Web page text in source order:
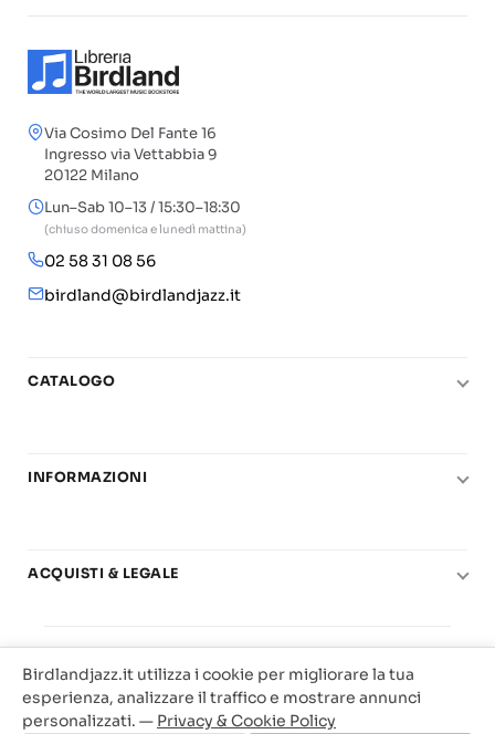
Via Cosimo Del Fante 16
Ingresso via Vettabbia 9
20122 Milano
Lun–Sab 10–13 / 15:30–18:30
(chiuso domenica e lunedì mattina)
02 58 31 08 56
birdland@birdlandjazz.it
CATALOGO
Chitarra
Basi play-along
Offerte
INFORMAZIONI
Carta del Docente
ACQUISTI & LEGALE
Privacy & Cookie
Traccia il tuo ordine
Birdland Milano. P.Iva 12093700156
Web Agency Milano
Birdlandjazz.it utilizza i cookie per migliorare la tua
esperienza, analizzare il traffico e mostrare annunci
personalizzati. — Privacy & Cookie Policy